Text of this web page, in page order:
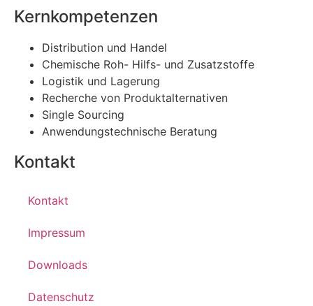
Kernkompetenzen
Distribution und Handel
Chemische Roh- Hilfs- und Zusatzstoffe
Logistik und Lagerung
Recherche von Produktalternativen
Single Sourcing
Anwendungstechnische Beratung
Kontakt
Kontakt
Impressum
Downloads
Datenschutz